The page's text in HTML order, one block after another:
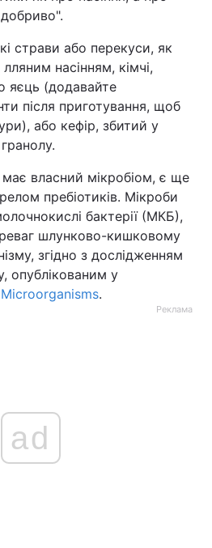
страви або перекуси, як
насінням, кімчі,
яєць (додавайте
після приготування, щоб
або кефір, збитий у
має власний мікробіом, є ще
пребіотиків. Мікроби
бактерії (МКБ),
шлунково-кишковому
згідно з дослідженням
опублікованим у
.
Реклама
ad